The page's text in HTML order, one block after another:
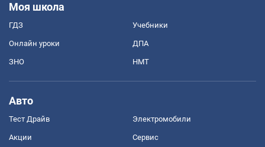
Моя школа
ГДЗ Учебники
Онлайн уроки ДПА
ЗНО НМТ
Авто
Тест Драйв Электромобили
Акции Сервис